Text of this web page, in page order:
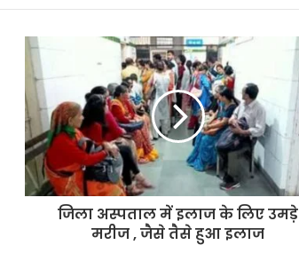
जिला अस्पताल में इलाज के लिए उमड़े
मरीज , जैसे तैसे हुआ इलाज